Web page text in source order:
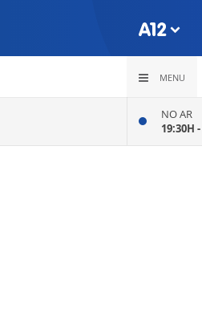
MENU
NO AR
19:30H -